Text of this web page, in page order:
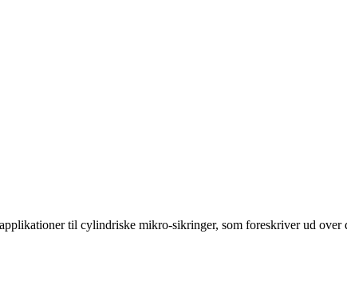
til cylindriske mikro-sikringer, som foreskriver ud over